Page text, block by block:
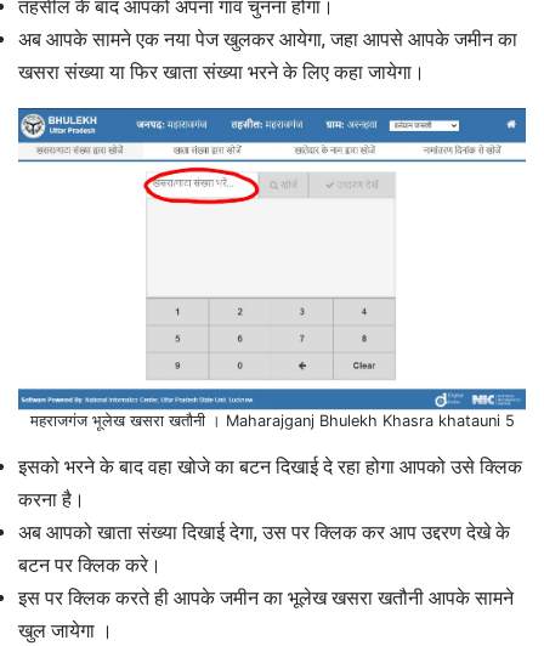
तहसील के बाद आपको अपना गांव चुनना होगा।
अब आपके सामने एक नया पेज खुलकर आयेगा, जहा आपसे आपके जमीन का
खसरा संख्या या फिर खाता संख्या भरने के लिए कहा जायेगा।
महराजगंज भूलेख खसरा खतौनी । Maharajganj Bhulekh Khasra khatauni 5
इसको भरने के बाद वहा खोजे का बटन दिखाई दे रहा होगा आपको उसे क्लिक
करना है।
अब आपको खाता संख्या दिखाई देगा, उस पर क्लिक कर आप उद्दरण देखे के
बटन पर क्लिक करे।
इस पर क्लिक करते ही आपके जमीन का भूलेख खसरा खतौनी आपके सामने
खुल जायेगा ।